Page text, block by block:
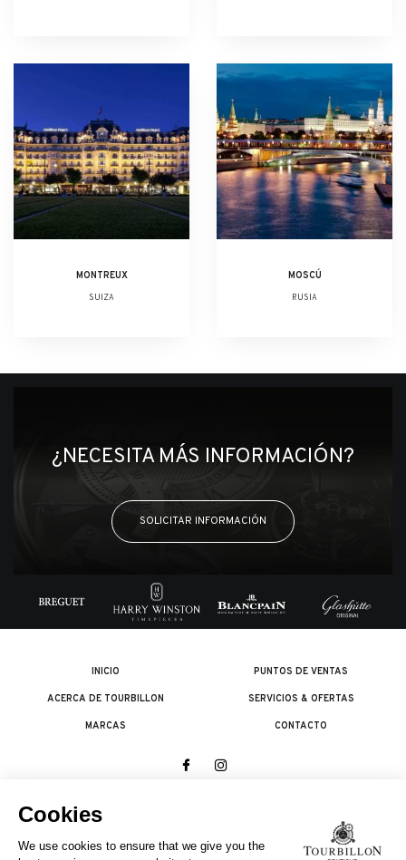
MONTREUX
SUIZA
MOSCÚ
RUSIA
¿NECESITA MÁS INFORMACIÓN?
SOLICITAR INFORMACIÓN
INICIO
ACERCA DE TOURBILLON
MARCAS
PUNTOS DE VENTAS
SERVICIOS & OFERTAS
CONTACTO